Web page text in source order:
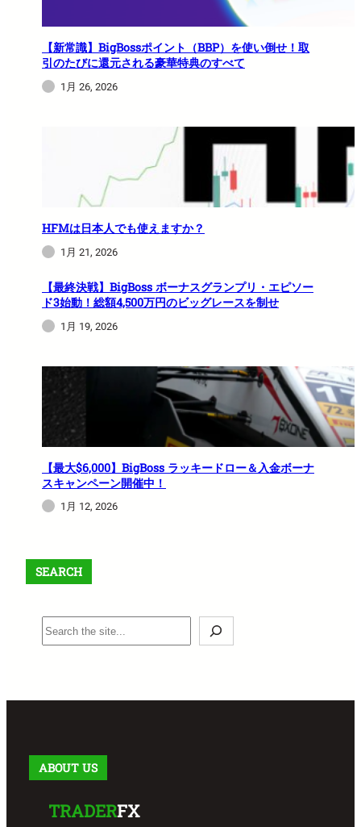
【新常識】BigBossポイント（BBP）を使い倒せ！取
引のたびに還元される豪華特典のすべて
1月 26, 2026
HFMは日本人でも使えますか？
1月 21, 2026
【最終決戦】BigBoss ボーナスグランプリ・エピソー
ド3始動！総額4,500万円のビッグレースを制せ
1月 19, 2026
【最大$6,000】BigBoss ラッキードロー＆入金ボーナ
スキャンペーン開催中！
1月 12, 2026
SEARCH
S
e
c
ABOUT US
TRADERFX